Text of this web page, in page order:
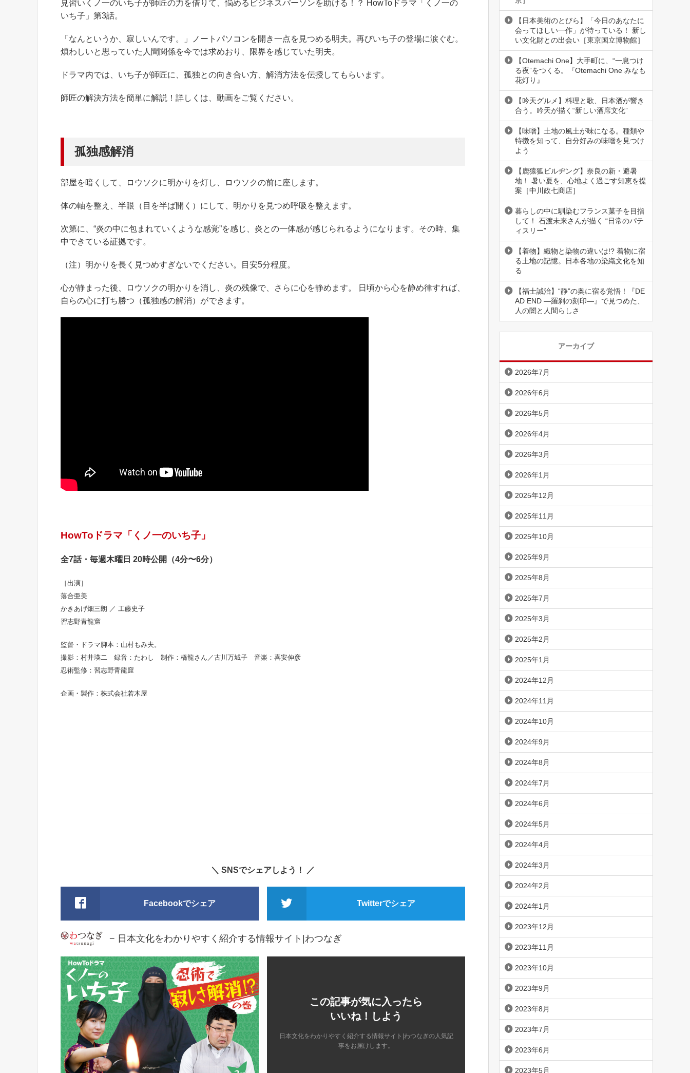
見習いくノ一のいち子が師匠の力を借りて、悩めるビジネスパーソンを助ける！？ HowToドラマ「くノ一の
いち子」第3話。
「なんというか、寂しいんです。」ノートパソコンを開き一点を見つめる明夫。再びいち子の登場に涙ぐむ。
煩わしいと思っていた人間関係を今では求めおり、限界を感じていた明夫。
ドラマ内では、いち子が師匠に、孤独との向き合い方、解消方法を伝授してもらいます。
師匠の解決方法を簡単に解説！詳しくは、動画をご覧ください。
孤独感解消
部屋を暗くして、ロウソクに明かりを灯し、ロウソクの前に座します。
体の軸を整え、半眼（目を半ば開く）にして、明かりを見つめ呼吸を整えます。
次第に、“炎の中に包まれていくような感覚”を感じ、炎との一体感が感じられるようになります。その時、集
中できている証拠です。
（注）明かりを長く見つめすぎないでください。目安5分程度。
心が静まった後、ロウソクの明かりを消し、炎の残像で、さらに心を静めます。 日頃から心を静め律すれば、
自らの心に打ち勝つ（孤独感の解消）ができます。
HowToドラマ「くノ一のいち子」
全7話・ 毎週木曜日 20時公開（4分〜6分）
［出演］
落合亜美
かきあげ畑三朗 ／ 工藤史子
習志野青龍窟
監督・ドラマ脚本：山村もみ夫。
撮影：村井瑛二 録音：たわし 制作：橋龍さん／古川万城子 音楽：喜安伸彦
忍術監修：習志野青龍窟
企画・製作：株式会社若木屋
＼ SNSでシェアしよう！ ／
Facebookでシェア Twitterでシェア
− 日本文化をわかりやすく紹介する情報サイト|わつなぎ
この記事が気に入ったら
いいね！しよう
日本文化をわかりやすく紹介する情報サイト|わつなぎの人気記
事をお届けします。
【日本美術のとびら】「今日のあなたに
会ってほしい一作」が待っている！ 新し
い文化財との出会い［東京国立博物館］
【Otemachi One】大手町に、“一息つけ
る夜”をつくる。『Otemachi One みなも
花灯り』
【吟天グルメ】料理と歌、日本酒が響き
合う。吟天が描く“新しい酒席文化”
【味噌】土地の風土が味になる。種類や
特徴を知って、自分好みの味噌を見つけ
よう
【鹿猿狐ビルヂング】奈良の新・避暑
地！ 暑い夏を、心地よく過ごす知恵を提
案［中川政七商店］
暮らしの中に馴染むフランス菓子を目指
して！ 石渡未来さんが描く “日常のパテ
ィスリー”
【着物】織物と染物の違いは!? 着物に宿
る土地の記憶。日本各地の染織文化を知
る
【福士誠治】“静”の奥に宿る覚悟！『DE
AD END ―羅刹の刻印―』で見つめた、
人の闇と人間らしさ
アーカイブ
2026年7月
2026年6月
2026年5月
2026年4月
2026年3月
2026年1月
2025年12月
2025年11月
2025年10月
2025年9月
2025年8月
2025年7月
2025年3月
2025年2月
2025年1月
2024年12月
2024年11月
2024年10月
2024年9月
2024年8月
2024年7月
2024年6月
2024年5月
2024年4月
2024年3月
2024年2月
2024年1月
2023年12月
2023年11月
2023年10月
2023年9月
2023年8月
2023年7月
2023年6月
2023年5月